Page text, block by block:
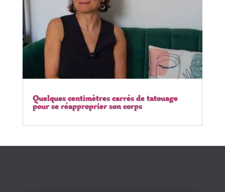
Quelques centimètres carrés de tatouage
pour se réapproprier son corps